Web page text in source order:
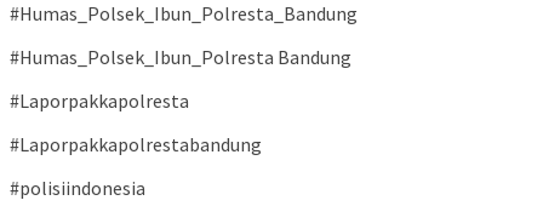
#Humas_Polsek_Ibun_Polresta_Bandung
#Humas_Polsek_Ibun_Polresta Bandung
#Laporpakkapolresta
#Laporpakkapolrestabandung
#polisiindonesia